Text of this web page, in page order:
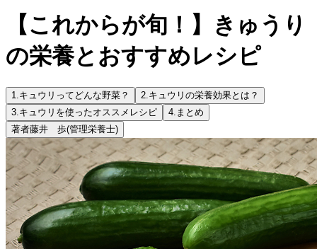
【これからが旬！】きゅうり
の栄養とおすすめレシピ
1.キュウリってどんな野菜？ 2.キュウリの栄養効果とは？
3.キュウリを使ったオススメレシピ 4. まとめ
著者藤井 歩(管理栄養士)